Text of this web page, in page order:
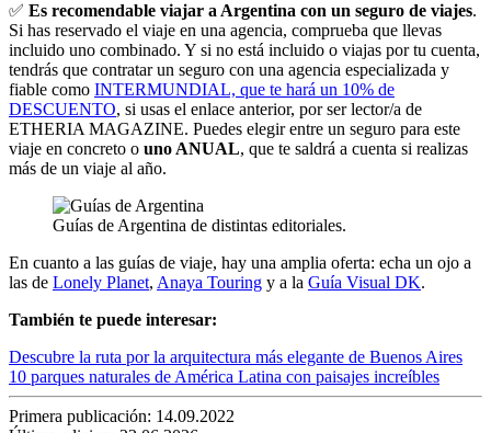
✅ Es recomendable viajar a Argentina con un seguro de viajes.
Si has reservado el viaje en una agencia, comprueba que llevas
incluido uno combinado. Y si no está incluido o viajas por tu cuenta,
tendrás que contratar un seguro con una agencia especializada y
fiable como INTERMUNDIAL, que te hará un 10% de
DESCUENTO, si usas el enlace anterior, por ser lector/a de
ETHERIA MAGAZINE. Puedes elegir entre un seguro para este
viaje en concreto o uno ANUAL, que te saldrá a cuenta si realizas
más de un viaje al año.
Guías de Argentina de distintas editoriales.
En cuanto a las guías de viaje, hay una amplia oferta: echa un ojo a
las de Lonely Planet, Anaya Touring y a la Guía Visual DK.
También te puede interesar:
Descubre la ruta por la arquitectura más elegante de Buenos Aires
10 parques naturales de América Latina con paisajes increíbles
Primera publicación: 14.09.2022